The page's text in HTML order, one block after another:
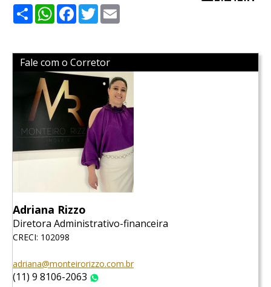
ShareWhatsApp
Facebook
Twitter
Fale com o Corretor
Adriana Rizzo
Diretora Administrativo-financeira
CRECI: 102098
adriana@monteirorizzo.com.br
(11) 9 8106-2063